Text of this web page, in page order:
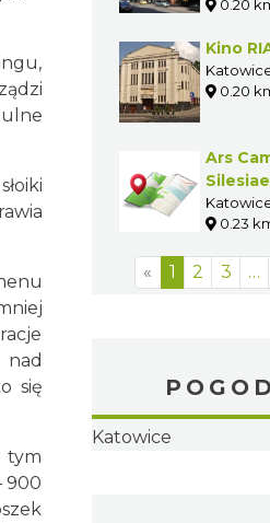
nad
się
tym
900
- Dział
0.20
Kino
0.20
Ars
Silesiae
0.23
« 1 2 3 …